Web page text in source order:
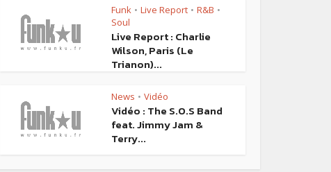
Funk • Live Report • R&B •
Soul
Live Report : Charlie
Wilson, Paris (Le
Trianon)...
News • Vidéo
Vidéo : The S.O.S Band
feat. Jimmy Jam &
Terry...